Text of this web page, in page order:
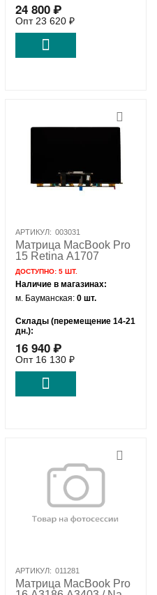
Удаленный склад:
24 800₽
Опт 23 620 ₽
АРТИКУЛ: 003031
Матрица MacBook Pro
15 Retina A1707
ДОСТУПНО:5 ШТ.
Наличие в магазинах:
м. Бауманская:0 шт.
Склады (перемещение 14-21
дн.):
Удаленный склад:
16 940₽
Опт 16 130 ₽
АРТИКУЛ: 011281
Матрица MacBook Pro